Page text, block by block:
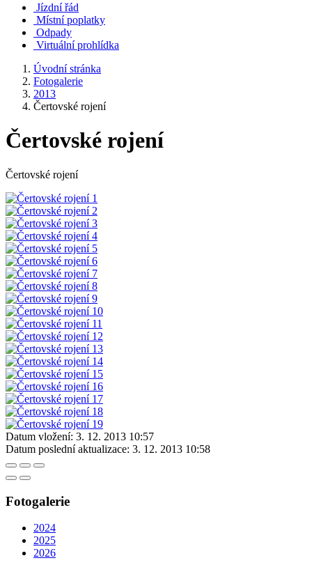
Jízdní řád
Místní poplatky
Odpady
Virtuální prohlídka
Úvodní stránka
Fotogalerie
2013
Čertovské rojení
Čertovské rojení
Čertovské rojení
Datum vložení: 3. 12. 2013 10:57
Datum poslední aktualizace: 3. 12. 2013 10:58
Fotogalerie
2024
2025
2026